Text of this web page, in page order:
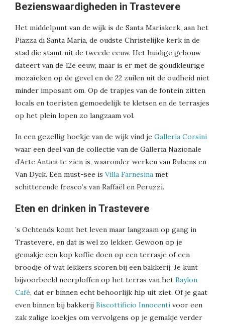
Bezienswaardigheden in Trastevere
Het middelpunt van de wijk is de Santa Mariakerk, aan het
Piazza di Santa Maria, de oudste Christelijke kerk in de
stad die stamt uit de tweede eeuw. Het huidige gebouw
dateert van de 12e eeuw, maar is er met de goudkleurige
mozaïeken op de gevel en de 22 zuilen uit de oudheid niet
minder imposant om. Op de trapjes van de fontein zitten
locals en toeristen gemoedelijk te kletsen en de terrasjes
op het plein lopen zo langzaam vol.
In een gezellig hoekje van de wijk vind je Galleria Corsini
waar een deel van de collectie van de Galleria Nazionale
d’Arte Antica te zien is, waaronder werken van Rubens en
Van Dyck. Een must-see is Villa Farnesina met
schitterende fresco’s van Raffaël en Peruzzi.
Eten en drinken in Trastevere
’s Ochtends komt het leven maar langzaam op gang in
Trastevere, en dat is wel zo lekker. Gewoon op je
gemakje een kop koffie doen op een terrasje of een
broodje of wat lekkers scoren bij een bakkerij. Je kunt
bijvoorbeeld neerploffen op het terras van het Baylon
Café, dat er binnen echt behoorlijk hip uit ziet. Of je gaat
even binnen bij bakkerij Biscottificio Innocenti voor een
zak zalige koekjes om vervolgens op je gemakje verder